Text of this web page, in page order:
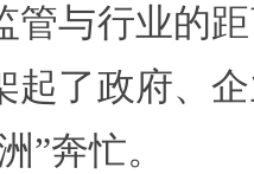
管与行业的
起了政府、
”奔忙。